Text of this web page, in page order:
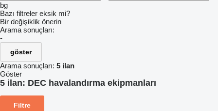
bg
Bazı filtreler eksik mi?
Bir değişiklik önerin
Arama sonuçları:
-
göster
Arama sonuçları: 5 ilan
Göster
5 ilan: DEC havalandırma ekipmanları
Filtre